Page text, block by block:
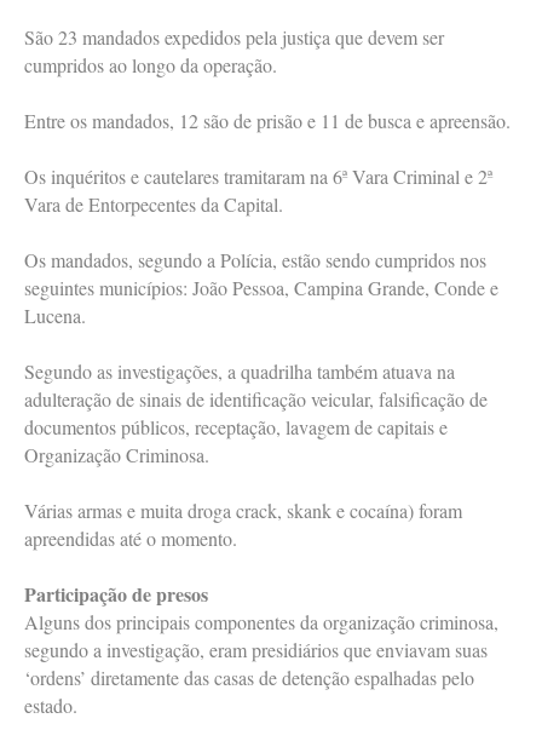
São 23 mandados expedidos pela justiça que devem ser
cumpridos ao longo da operação.
Entre os mandados, 12 são de prisão e 11 de busca e apreensão.
Os inquéritos e cautelares tramitaram na 6ª Vara Criminal e 2ª
Vara de Entorpecentes da Capital.
Os mandados, segundo a Polícia, estão sendo cumpridos nos
seguintes municípios: João Pessoa, Campina Grande, Conde e
Lucena.
Segundo as investigações, a quadrilha também atuava na
adulteração de sinais de identificação veicular, falsificação de
documentos públicos, receptação, lavagem de capitais e
Organização Criminosa.
Várias armas e muita droga crack, skank e cocaína) foram
apreendidas até o momento.
Participação de presos
Alguns dos principais componentes da organização criminosa,
segundo a investigação, eram presidiários que enviavam suas
‘ordens’ diretamente das casas de detenção espalhadas pelo
estado.